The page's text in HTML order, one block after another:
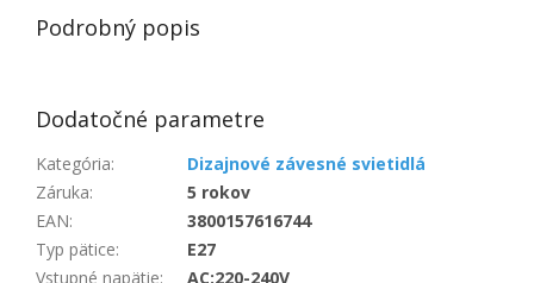
Podrobný popis
Dodatočné parametre
Kategória:
Dizajnové závesné svietidlá
Záruka:
5 rokov
EAN:
3800157616744
Typ pätice:
E27
Vstupné napätie:
AC:220-240V